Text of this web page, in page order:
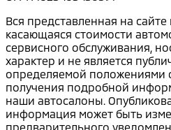
Вся представленная на
касающаяся стоимости
сервисного обслуживания,
характер и не является
определяемой положениями
получения подробной
наши автосалоны.
информация может быть
предварительного